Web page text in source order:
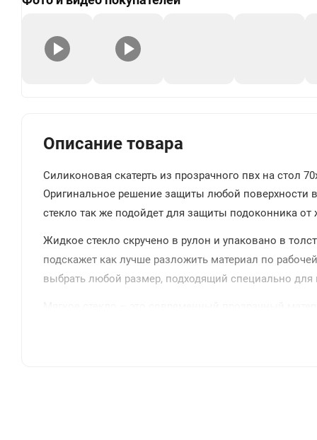
Описание товара
Силиконовая скатерть из прозрачного пвх на стол
Оригинальное решение защиты любой поверхности
стекло так же подойдет для защиты подоконника
Жидкое стекло скручено в рулон и упаковано в
подскажет как лучше разложить материал по
выбрать любой размер, подходящий специально для
стола легко подрезать ножницами или
текстильной скатерти на кухне ,для защиты от